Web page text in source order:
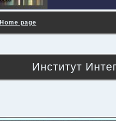
Home page
Институт